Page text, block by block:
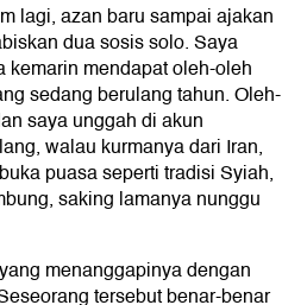
lagi, azan baru sampai ajakan
dua sosis solo. Saya
kemarin mendapat oleh-oleh
sedang berulang tahun. Oleh-
saya unggah di akun
walau kurmanya dari Iran,
puasa seperti tradisi Syiah,
saking lamanya nunggu
menanggapinya dengan
tersebut benar-benar